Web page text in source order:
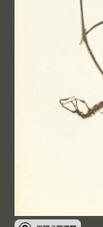
受著作